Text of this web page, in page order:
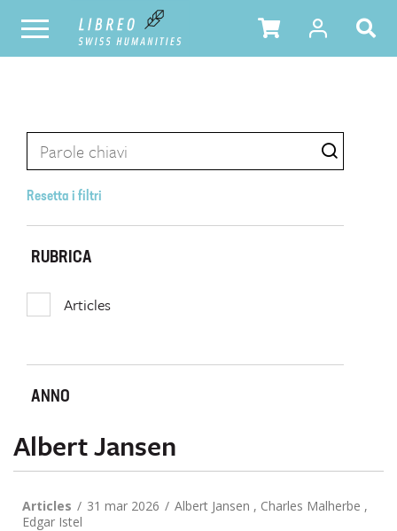
Resetta i filtri
RUBRICA
Articles
ANNO
Albert Jansen
Articles 31 mar 2026
Albert Jansen , Charles Malherbe ,
Edgar Istel